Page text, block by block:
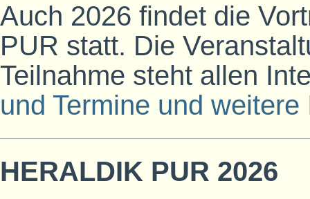
Auch 2026 findet die
PUR statt. Die
Teilnahme steht allen
und Termine und
HERALDIK PUR 2026